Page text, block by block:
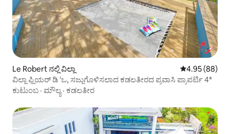
Le Robert ನಲ್ಲಿ ವಿಲ್ಲಾ 5 ರಲ್ಲಿ 4.95
4.95 (88)
ವಿಲ್ಲಾ ಫ್ಲಿಯರ್ ಡಿ 'ಒ, ಸಜ್ಜುಗೊಳಿಸಲಾದ ಕಡಲತೀರದ ಪ್ರವಾಸಿ ಪ್ರಾಪರ್ಟಿ 4*
ಕುಟುಂಬ · ಮೌಲ್ಯ· ಕಡಲತೀರ